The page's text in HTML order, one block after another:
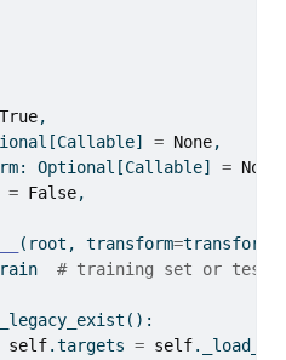
True,
= None,
Optional[Callable]
= None
= False,
(root, transform=transform,
# training set or test
self.targets = self